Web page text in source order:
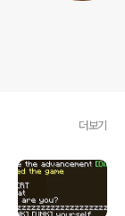
더보기